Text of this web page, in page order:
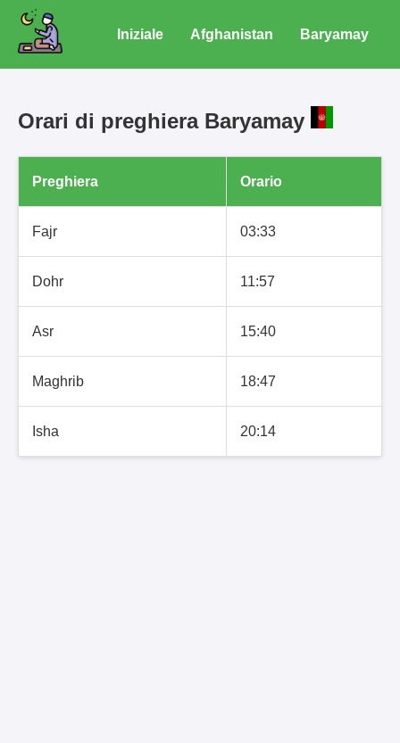
Iniziale Afghanistan Baryamay
Orari di preghiera Baryamay
Preghiera Orario
Fajr 03:33
Dohr 11:57
Asr 15:40
Maghrib 18:47
Isha 20:14